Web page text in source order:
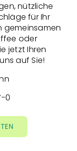
nützliche
für Ihr
gemeinsamen
oder
jetzt Ihren
auf Sie!
0